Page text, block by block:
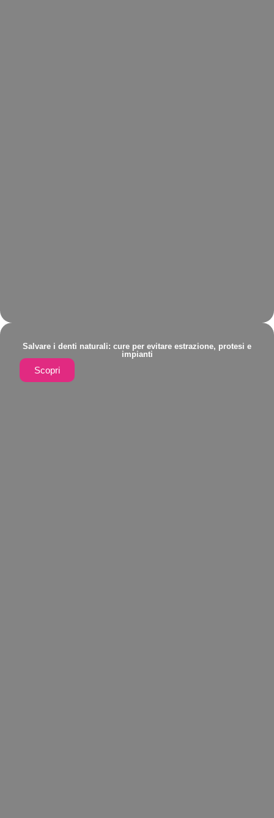
Salvare i denti naturali: cure per evitare estrazione, protesi e
impianti
Scopri